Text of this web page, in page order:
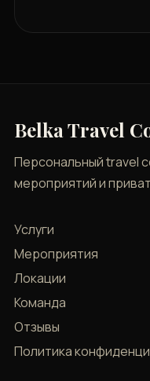
Belka Travel
Персональный travel
мероприятий и
Услуги
Мероприятия
Локации
Команда
Отзывы
Политика